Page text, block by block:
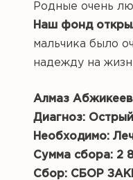
Родные очень
Наш фонд
мальчика было
надежду на
Алмаз
Диагноз:
Необходимо:
Сумма сбора: 2
Сбор: СБОР